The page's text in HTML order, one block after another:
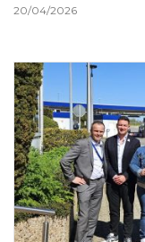
20/04/2026